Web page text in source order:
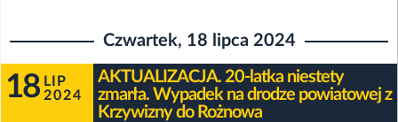
Czwartek, 18 lipca 2024
18 LIP
2024
AKTUALIZACJA. 20-latka niestety
zmarła. Wypadek na drodze powiatowej z
Krzywizny do Rożnowa